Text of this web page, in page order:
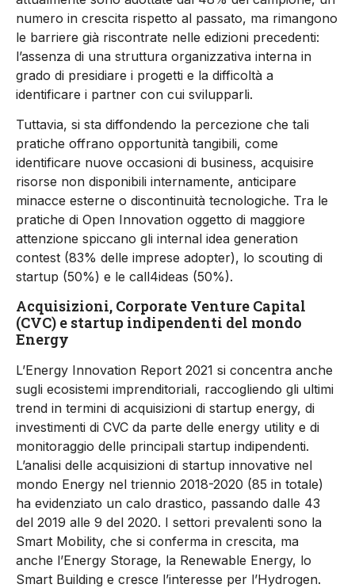
numero in crescita rispetto al passato, ma rimangono
le barriere già riscontrate nelle edizioni precedenti:
l’assenza di una struttura organizzativa interna in
grado di presidiare i progetti e la difficoltà a
identificare i partner con cui svilupparli.
Tuttavia, si sta diffondendo la percezione che tali
pratiche offrano opportunità tangibili, come
identificare nuove occasioni di business, acquisire
risorse non disponibili internamente, anticipare
minacce esterne o discontinuità tecnologiche. Tra le
pratiche di Open Innovation oggetto di maggiore
attenzione spiccano gli internal idea generation
contest (83% delle imprese adopter), lo scouting di
startup (50%) e le call4ideas (50%).
Acquisizioni, Corporate Venture Capital
(CVC) e startup indipendenti del mondo
Energy
L’Energy Innovation Report 2021 si concentra anche
sugli ecosistemi imprenditoriali, raccogliendo gli ultimi
trend in termini di acquisizioni di startup energy, di
investimenti di CVC da parte delle energy utility e di
monitoraggio delle principali startup indipendenti.
L’analisi delle acquisizioni di startup innovative nel
mondo Energy nel triennio 2018-2020 (85 in totale)
ha evidenziato un calo drastico, passando dalle 43
del 2019 alle 9 del 2020. I settori prevalenti sono la
Smart Mobility, che si conferma in crescita, ma
anche l’Energy Storage, la Renewable Energy, lo
Smart Building e cresce l’interesse per l’Hydrogen.